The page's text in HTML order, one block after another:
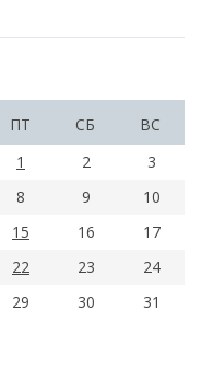
ПТ СБ
ВС
1
2
3
8 9
10
15 16
17
22 23
24
29 30 31